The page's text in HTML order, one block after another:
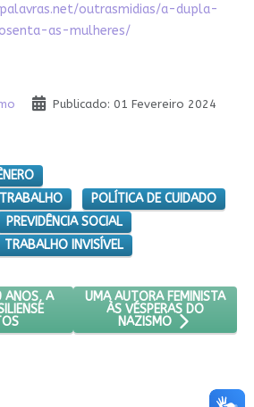
outrasmidias/a-dupla-
as-mulheres/
Publicado: 01 Fevereiro 2024
POLÍTICA DE CUIDADO
PREVIDÊNCIA SOCIAL
TRABALHO INVISÍVEL
AOS 59 ANOS, A FOTÓGRAFA
ANOS, A
PRÓXIMO ARTIGO: UMA
UMA AUTORA FEMINISTA
ÀS VÉSPERAS DO
NAZISMO